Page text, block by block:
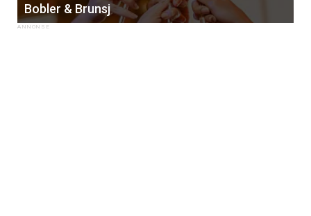
Bobler & Brunsj